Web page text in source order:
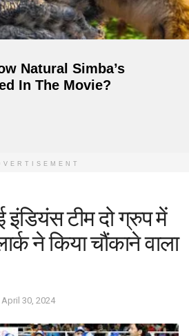
टीम दो ग्रुप में
ने किया चौंकाने वाला
April 30, 2024